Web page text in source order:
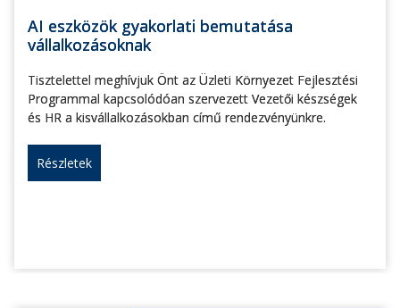
AI eszközök gyakorlati bemutatása
vállalkozásoknak
Tisztelettel meghívjuk Önt az Üzleti Környezet Fejlesztési
Programmal kapcsolódóan szervezett Vezetői készségek
és HR a kisvállalkozásokban című rendezvényünkre.
Részletek